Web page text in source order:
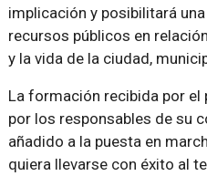
implicación y posibilitará
recursos públicos en
y la vida de la ciudad,
La formación recibida por
por los responsables de su
añadido a la puesta en
quiera llevarse con éxito al